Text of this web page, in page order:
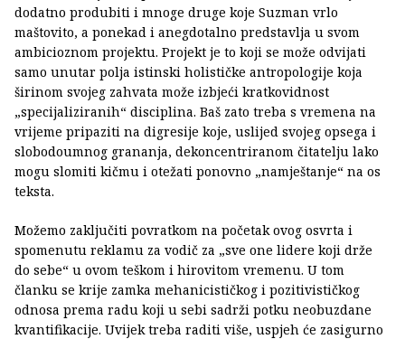
dodatno produbiti i mnoge druge koje Suzman vrlo
maštovito, a ponekad i anegdotalno predstavlja u svom
ambicioznom projektu. Projekt je to koji se može odvijati
samo unutar polja istinski holističke antropologije koja
širinom svojeg zahvata može izbjeći kratkovidnost
„specijaliziranih“ disciplina. Baš zato treba s vremena na
vrijeme pripaziti na digresije koje, uslijed svojeg opsega i
slobodoumnog grananja, dekoncentriranom čitatelju lako
mogu slomiti kičmu i otežati ponovno „namještanje“ na os
teksta.
Možemo zaključiti povratkom na početak ovog osvrta i
spomenutu reklamu za vodič za „sve one lidere koji drže
do sebe“ u ovom teškom i hirovitom vremenu. U tom
članku se krije zamka mehanicističkog i pozitivističkog
odnosa prema radu koji u sebi sadrži potku neobuzdane
kvantifikacije. Uvijek treba raditi više, uspjeh će zasigurno